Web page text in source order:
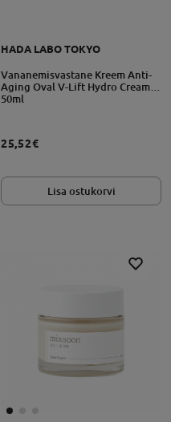
HADA LABO TOKYO
Vananemisvastane Kreem Anti-
Aging Oval V-Lift Hydro Cream
50ml
25,52€
Lisa ostukorvi